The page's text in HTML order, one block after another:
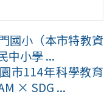
國小（本市特教資
中小學 ...
市114年科學教育
× SDG ...